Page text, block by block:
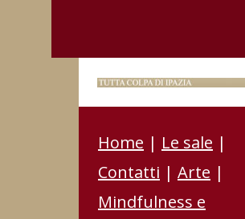
Home | Le sale |
Contatti | Arte |
Mindfulness e